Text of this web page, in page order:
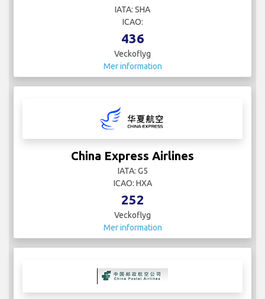
IATA: SHA
ICAO:
436
Veckoflyg
Mer information
China Express Airlines
IATA: G5
ICAO: HXA
252
Veckoflyg
Mer information